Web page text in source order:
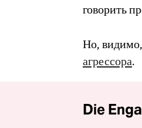
говорить
Но,
агрессора.
Die